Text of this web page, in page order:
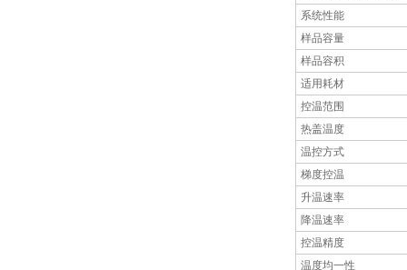
系统性能
样品容量
样品容积
适用耗材
控温范围
热盖温度
温控方式
梯度控温
升温速率
降温速率
控温精度
温度均一性